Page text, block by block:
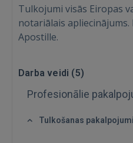
Ienākt
Tulkojumi visās Eiropas
notariālais
Apostille.
Darba veidi (5)
Profesionālie
Tulkošanas pakalpojumi